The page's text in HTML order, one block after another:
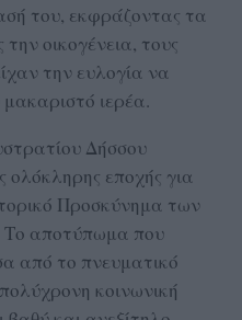
του, εκφράζοντας τα
οικογένεια, τους
την ευλογία να
ιερέα.
Δήσσου
ολόκληρης εποχής για
Προσκύνημα των
Το αποτύπωμα που
από το πνευματικό
κοινωνική